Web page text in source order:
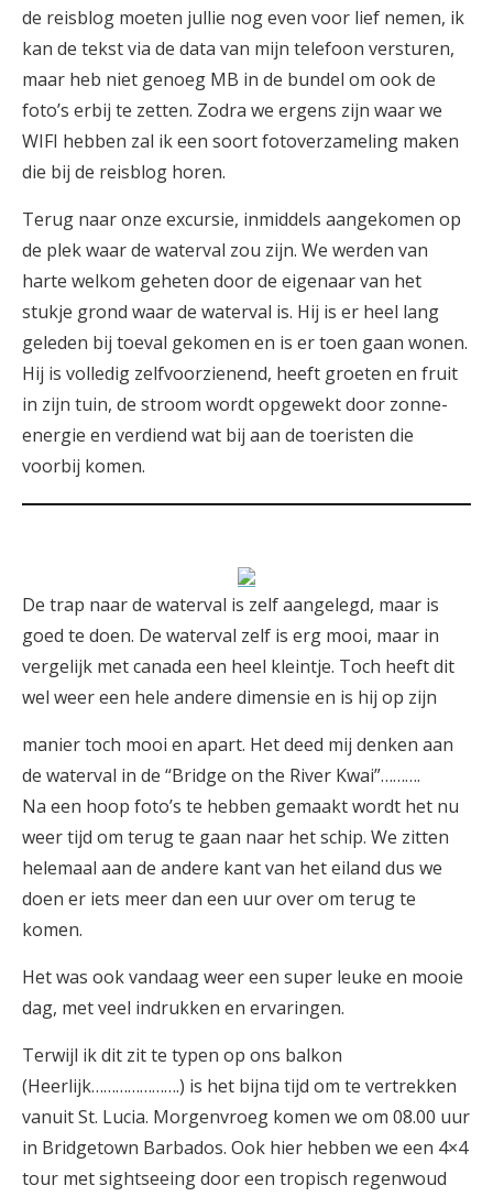
de reisblog moeten jullie nog even voor lief nemen, ik
kan de tekst via de data van mijn telefoon versturen,
maar heb niet genoeg MB in de bundel om ook de
foto’s erbij te zetten. Zodra we ergens zijn waar we
WIFI hebben zal ik een soort fotoverzameling maken
die bij de reisblog horen.
Terug naar onze excursie, inmiddels aangekomen op
de plek waar de waterval zou zijn. We werden van
harte welkom geheten door de eigenaar van het
stukje grond waar de waterval is. Hij is er heel lang
geleden bij toeval gekomen en is er toen gaan wonen.
Hij is volledig zelfvoorzienend, heeft groeten en fruit
in zijn tuin, de stroom wordt opgewekt door zonne-
energie en verdiend wat bij aan de toeristen die
voorbij komen.
De trap naar de waterval is zelf aangelegd, maar is
goed te doen. De waterval zelf is erg mooi, maar in
vergelijk met canada een heel kleintje. Toch heeft dit
wel weer een hele andere dimensie en is hij op zijn
manier toch mooi en apart. Het deed mij denken aan
de waterval in de “Bridge on the River Kwai”……….
Na een hoop foto’s te hebben gemaakt wordt het nu
weer tijd om terug te gaan naar het schip. We zitten
helemaal aan de andere kant van het eiland dus we
doen er iets meer dan een uur over om terug te
komen.
Het was ook vandaag weer een super leuke en mooie
dag, met veel indrukken en ervaringen.
Terwijl ik dit zit te typen op ons balkon
(Heerlijk………………….) is het bijna tijd om te vertrekken
vanuit St. Lucia. Morgenvroeg komen we om 08.00 uur
in Bridgetown Barbados. Ook hier hebben we een 4×4
tour met sightseeing door een tropisch regenwoud